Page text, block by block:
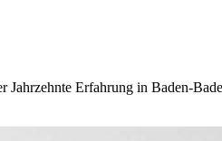
Erfahrung in Baden-